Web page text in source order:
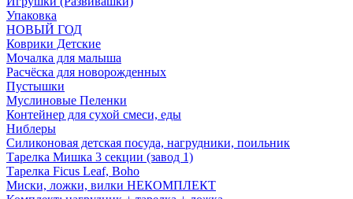
Упаковка
НОВЫЙ ГОД
Коврики Детские
Мочалка для малыша
Расчёска для новорожденных
Пустышки
Муслиновые Пеленки
Контейнер для сухой смеси, еды
Ниблеры
Силиконовая детская посуда, нагрудники, поильник
Тарелка Мишка 3 секции (завод 1)
Тарелка Ficus Leaf, Boho
Миски, ложки, вилки НЕКОМПЛЕКТ